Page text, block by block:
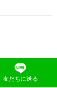
友だちに送る